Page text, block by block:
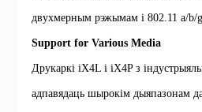
двухмерным рэжымам і 802.11 a/b/
Support for Various Media
Друкаркі iX4L і iX4P з
адпавядаць шырокім дыяпазонам